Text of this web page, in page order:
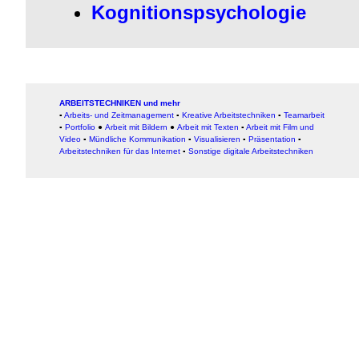
Kognitionspsychologie
ARBEITSTECHNIKEN und mehr
▪ Arbeits- und Zeitmanagement ▪ Kreative Arbeitstechniken ▪ Teamarbeit
▪ Portfolio ● Arbeit mit Bildern ● Arbeit mit Texten ▪ Arbeit mit Film und
Video ▪ Mündliche Kommunikation ▪ Visualisieren ▪ Präsentation ▪
Arbeitstechniken für das Internet ▪ Sonstige digitale Arbeitstechniken